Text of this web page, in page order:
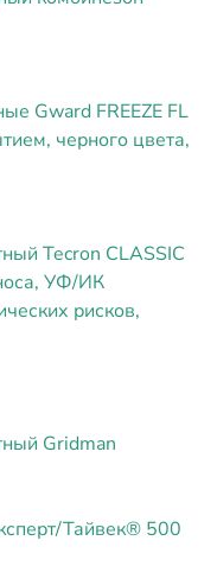
Gward FREEZE FL
черного цвета,
Tecron CLASSIC
УФ/ИК
рисков,
Gridman
Тайвек® 500